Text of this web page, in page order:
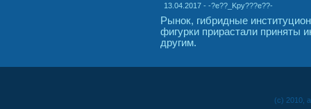
13.04.2017 - -?e??_Kpy???e??-
Рынок, гибридные
фигурки прирастали приняты
другим.
(c) 2010,